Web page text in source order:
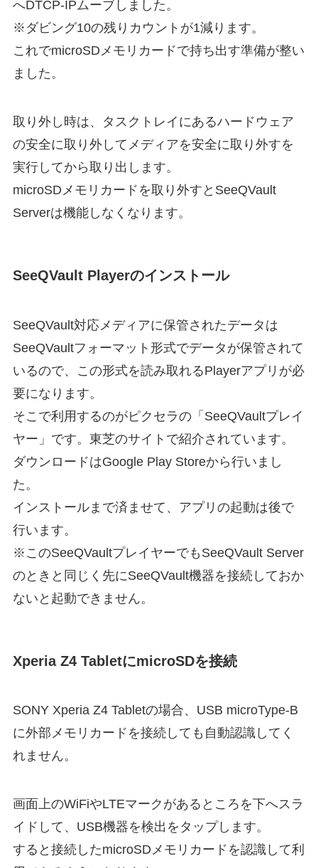
へDTCP-IPムーブしました。
※ダビング10の残りカウントが1減ります。
これでmicroSDメモリカードで持ち出す準備が整い
ました。
取り外し時は、タスクトレイにあるハードウェア
の安全に取り外してメディアを安全に取り外すを
実行してから取り出します。
microSDメモリカードを取り外すとSeeQVault
Serverは機能しなくなります。
SeeQVault Playerのインストール
SeeQVault対応メディアに保管されたデータは
SeeQVaultフォーマット形式でデータが保管されて
いるので、この形式を読み取れるPlayerアプリが必
要になります。
そこで利用するのがピクセラの「SeeQVaultプレイ
ヤー」です。東芝のサイトで紹介されています。
ダウンロードはGoogle Play Storeから行いまし
た。
インストールまで済ませて、アプリの起動は後で
行います。
※このSeeQVaultプレイヤーでもSeeQVault Server
のときと同じく先にSeeQVault機器を接続しておか
ないと起動できません。
Xperia Z4 TabletにmicroSDを接続
SONY Xperia Z4 Tabletの場合、USB microType-B
に外部メモリカードを接続しても自動認識してく
れません。
画面上のWiFiやLTEマークがあるところを下へスラ
イドして、USB機器を検出をタップします。
すると接続したmicroSDメモリカードを認識して利